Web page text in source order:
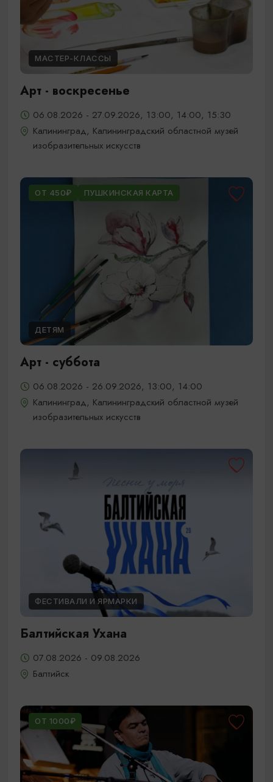
МАСТЕР-КЛАССЫ
Арт - воскресенье
06.08.2026 - 27.09.2026, 13:00, 14:00, 15:30
Калининград, Калининградский областной музей
изобразительных искусств
ОТ 450₽ ПУШКИНСКАЯ КАРТА
ДЕТЯМ
Арт - суббота
06.08.2026 - 26.09.2026, 13:00, 14:00
Калининград, Калининградский областной музей
изобразительных искусств
ФЕСТИВАЛИ И ЯРМАРКИ
Балтийская Ухана
07.08.2026 - 09.08.2026
Балтийск
ОТ 1000₽